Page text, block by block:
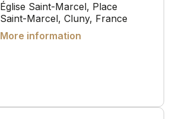
Église Saint-Marcel, Place
Saint-Marcel, Cluny, France
More information